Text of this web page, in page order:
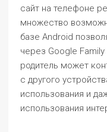
сайт на телефоне
множество
базе Android
через Google
родитель может
с другого
использования и
использования